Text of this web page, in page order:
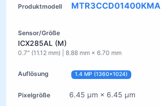
MTR3CCD01400KMA
ICX285AL (M)
0.7" (11.12 mm) | 8.88 mm × 6.70 mm
1.4 MP (1360×1024)
6.45 µm × 6.45 µm